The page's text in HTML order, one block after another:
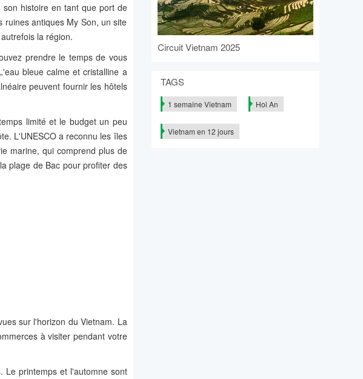
histoire en tant que port de
ruines antiques My Son, un site
la région.
prendre le temps de vous
bleue calme et cristalline a
peuvent fournir les hôtels
limité et le budget un peu
L'UNESCO a reconnu les îles
marine, qui comprend plus de
plage de Bac pour profiter des
sur l'horizon du Vietnam. La
à visiter pendant votre
Le printemps et l'automne sont
Circuit Vietnam 2025
TAGS
1 semaine Vietnam Hoi An
Vietnam en 12 jours